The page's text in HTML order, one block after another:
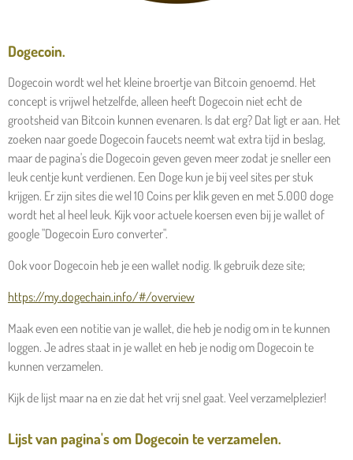
Dogecoin.
Dogecoin wordt wel het kleine broertje van Bitcoin genoemd. Het
concept is vrijwel hetzelfde, alleen heeft Dogecoin niet echt de
grootsheid van Bitcoin kunnen evenaren. Is dat erg? Dat ligt er aan. Het
zoeken naar goede Dogecoin faucets neemt wat extra tijd in beslag,
maar de pagina's die Dogecoin geven geven meer zodat je sneller een
leuk centje kunt verdienen. Een Doge kun je bij veel sites per stuk
krijgen. Er zijn sites die wel 10 Coins per klik geven en met 5.000 doge
wordt het al heel leuk. Kijk voor actuele koersen even bij je wallet of
google "Dogecoin Euro converter".
Ook voor Dogecoin heb je een wallet nodig. Ik gebruik deze site;
https://my.dogechain.info/#/overview
Maak even een notitie van je wallet, die heb je nodig om in te kunnen
loggen. Je adres staat in je wallet en heb je nodig om Dogecoin te
kunnen verzamelen.
Kijk de lijst maar na en zie dat het vrij snel gaat. Veel verzamelplezier!
Lijst van pagina's om Dogecoin te verzamelen.